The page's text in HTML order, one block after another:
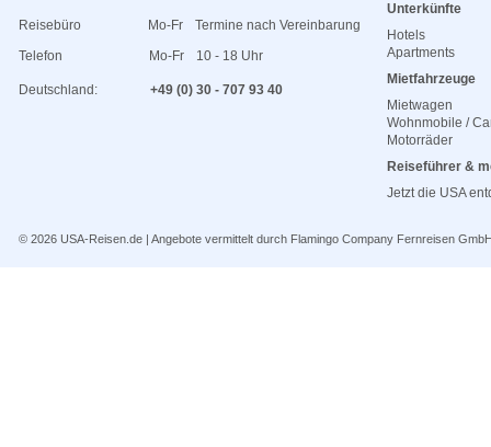
Reisebüro Mo-Fr
Termine nach Vereinbarung
Telefon
Mo-Fr 10 - 18 Uhr
Deutschland: +49 (0) 30 - 707 93 40
Unterkünfte
Hotels
Apartments
Mietfahrzeuge
Mietwagen
Wohnmobile /
Motorräder
Reiseführer &
Jetzt die USA
© 2026 USA-Reisen.de | Angebote vermittelt durch Flamingo Company Fernreisen